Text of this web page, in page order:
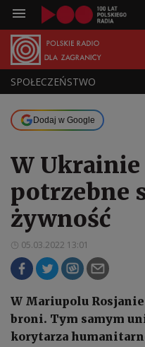
SPOŁECZEŃSTWO
Dodaj w Google
W
potrzebne
żywność
05.03.2022 13:01
W Mariupolu
broni. Tym samym
korytarza